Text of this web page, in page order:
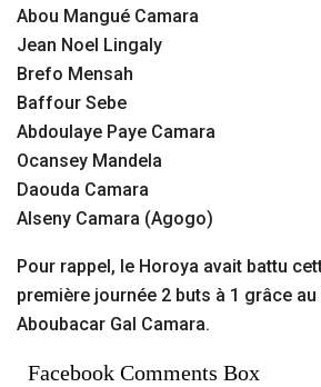
Abou Mangué Camara
Jean Noel Lingaly
Brefo Mensah
Baffour Sebe
Abdoulaye Paye Camara
Ocansey Mandela
Daouda Camara
Alseny Camara (Agogo)
Pour rappel, le Horoya avait battu
première journée 2 buts à 1 grâce
Aboubacar Gal Camara.
Facebook Comments Box